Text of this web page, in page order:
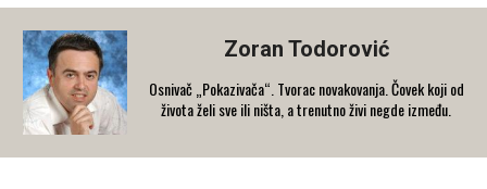
Zoran Todorović
Osnivač „Pokazivača“. Tvorac novakovanja. Čovek koji od
života želi sve ili ništa, a trenutno živi negde između.